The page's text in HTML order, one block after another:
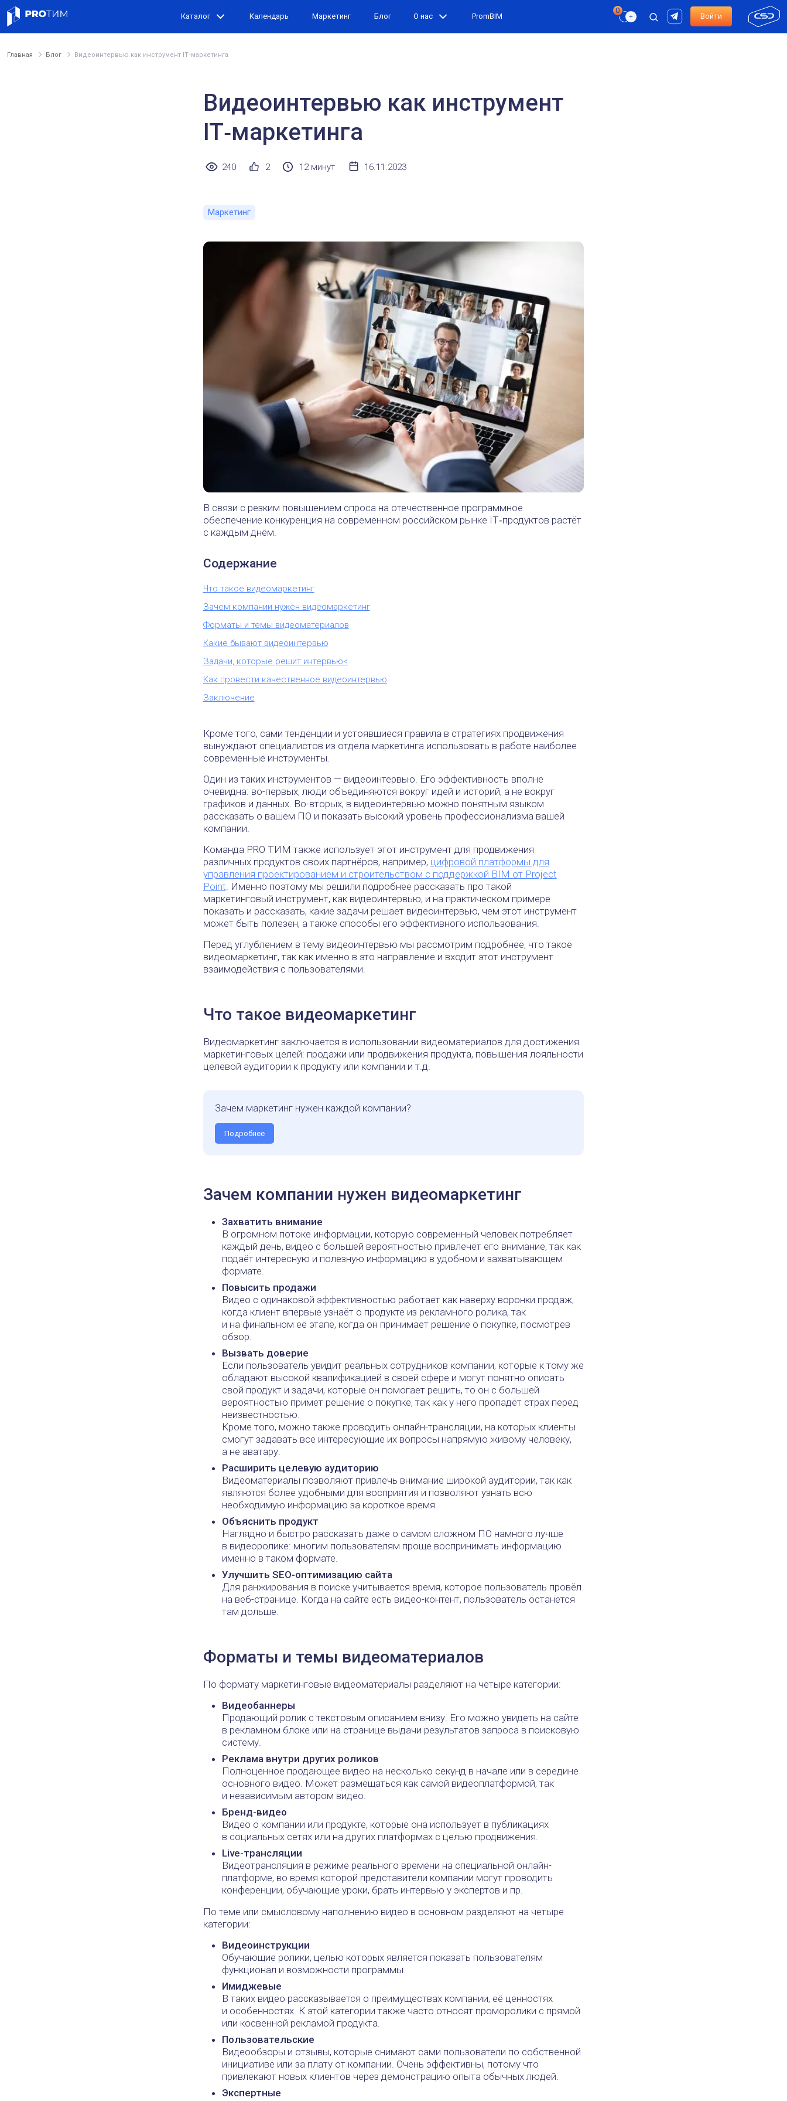
Каталог Календарь Маркетинг Блог О нас PromBIM Войти
Главная Блог Видеоинтервью как инструмент IT‑маркетинга
Видеоинтервью как инструмент
IT‑маркетинга
240 2 12 минут 16.11.2023
Маркетинг
В связи с резким повышением спроса на отечественное программное
обеспечение конкуренция на современном российском рынке IT‑продуктов растёт
с каждым днём.
Содержание
Что такое видеомаркетинг
Зачем компании нужен видеомаркетинг
Форматы и темы видеоматериалов
Какие бывают видеоинтервью
Задачи, которые решит интервью<
Как провести качественное видеоинтервью
Заключение
Кроме того, сами тенденции и устоявшиеся правила в стратегиях продвижения
вынуждают специалистов из отдела маркетинга использовать в работе наиболее
современные инструменты.
Один из таких инструментов — видеоинтервью. Его эффективность вполне
очевидна: во-первых, люди объединяются вокруг идей и историй, а не вокруг
графиков и данных. Во-вторых, в видеоинтервью можно понятным языком
рассказать о вашем ПО и показать высокий уровень профессионализма вашей
компании.
Команда PRO ТИМ также использует этот инструмент для продвижения
различных продуктов своих партнёров, например, цифровой платформы для
управления проектированием и строительством с поддержкой BIM от Project
Point . Именно поэтому мы решили подробнее рассказать про такой
маркетинговый инструмент, как видеоинтервью, и на практическом примере
показать и рассказать, какие задачи решает видеоинтервью, чем этот инструмент
может быть полезен, а также способы его эффективного использования.
Перед углублением в тему видеоинтервью мы рассмотрим подробнее, что такое
видеомаркетинг, так как именно в это направление и входит этот инструмент
взаимодействия с пользователями.
Что такое видеомаркетинг
Видеомаркетинг заключается в использовании видеоматериалов для достижения
маркетинговых целей: продажи или продвижения продукта, повышения лояльности
целевой аудитории к продукту или компании и т.д.
Зачем маркетинг нужен каждой компании?
Подробнее
Зачем компании нужен видеомаркетинг
Захватить внимание
В огромном потоке информации, которую современный человек потребляет
каждый день, видео с большей вероятностью привлечёт его внимание, так как
подаёт интересную и полезную информацию в удобном и захватывающем
формате.
Повысить продажи
Видео с одинаковой эффективностью работает как наверху воронки продаж,
когда клиент впервые узнаёт о продукте из рекламного ролика, так
и на финальном её этапе, когда он принимает решение о покупке, посмотрев
обзор.
Вызвать доверие
Если пользователь увидит реальных сотрудников компании, которые к тому же
обладают высокой квалификацией в своей сфере и могут понятно описать
свой продукт и задачи, которые он помогает решить, то он с большей
вероятностью примет решение о покупке, так как у него пропадёт страх перед
неизвестностью.
Кроме того, можно также проводить онлайн-трансляции, на которых клиенты
смогут задавать все интересующие их вопросы напрямую живому человеку,
а не аватару.
Расширить целевую аудиторию
Видеоматериалы позволяют привлечь внимание широкой аудитории, так как
являются более удобными для восприятия и позволяют узнать всю
необходимую информацию за короткое время.
Объяснить продукт
Наглядно и быстро рассказать даже о самом сложном ПО намного лучше
в видеоролике: многим пользователям проще воспринимать информацию
именно в таком формате.
Улучшить SEO-оптимизацию сайта
Для ранжирования в поиске учитывается время, которое пользователь провёл
на веб-странице. Когда на сайте есть видео-контент, пользователь останется
там дольше.
Форматы и темы видеоматериалов
По формату маркетинговые видеоматериалы разделяют на четыре категории:
Видеобаннеры
Продающий ролик с текстовым описанием внизу. Его можно увидеть на сайте
в рекламном блоке или на странице выдачи результатов запроса в поисковую
систему.
Реклама внутри других роликов
Полноценное продающее видео на несколько секунд в начале или в середине
основного видео. Может размещаться как самой видеоплатформой, так
и независимым автором видео.
Бренд-видео
Видео о компании или продукте, которые она использует в публикациях
в социальных сетях или на других платформах с целью продвижения.
Live-трансляции
Видеотрансляция в режиме реального времени на специальной онлайн-
платформе, во время которой представители компании могут проводить
конференции, обучающие уроки, брать интервью у экспертов и пр.
По теме или смысловому наполнению видео в основном разделяют на четыре
категории:
Видеоинструкции
Обучающие ролики, целью которых является показать пользователям
функционал и возможности программы.
Имиджевые
В таких видео рассказывается о преимуществах компании, её ценностях
и особенностях. К этой категории также часто относят проморолики с прямой
или косвенной рекламой продукта.
Пользовательские
Видеообзоры и отзывы, которые снимают сами пользователи по собственной
инициативе или за плату от компании. Очень эффективны, потому что
привлекают новых клиентов через демонстрацию опыта обычных людей.
Экспертные